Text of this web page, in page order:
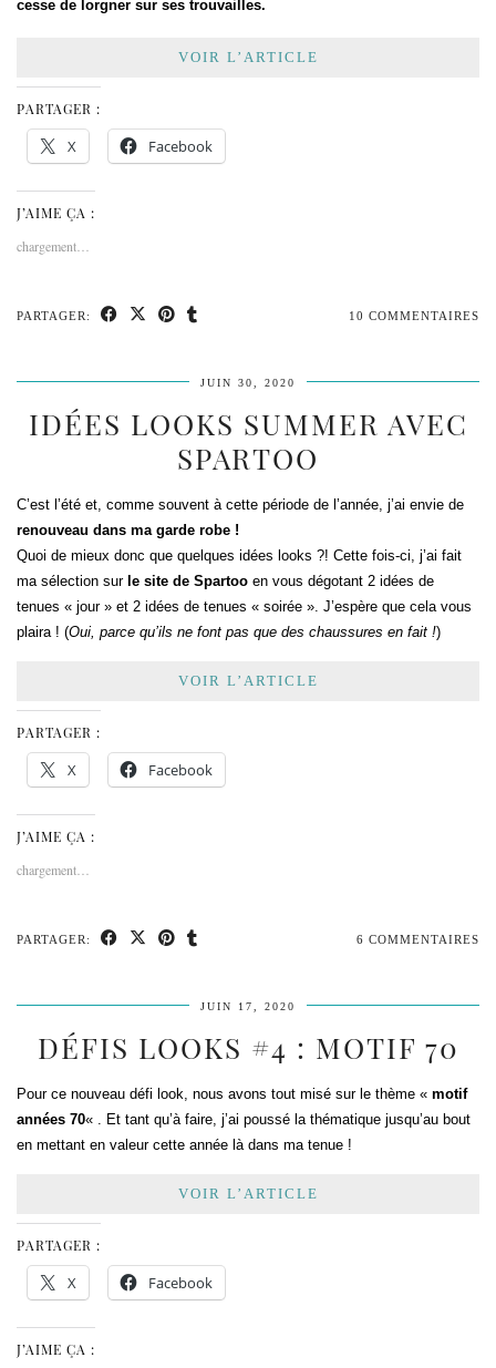
cesse de lorgner sur ses trouvailles.
VOIR L’ARTICLE
PARTAGER :
X Facebook
J’AIME ÇA :
chargement…
PARTAGER: 10 COMMENTAIRES
JUIN 30, 2020
IDÉES LOOKS SUMMER AVEC
SPARTOO
C’est l’été et, comme souvent à cette période de l’année, j’ai envie de
renouveau dans ma garde robe !
Quoi de mieux donc que quelques idées looks ?! Cette fois-ci, j’ai fait
ma sélection sur le site de Spartoo en vous dégotant 2 idées de
tenues « jour » et 2 idées de tenues « soirée ». J’espère que cela vous
plaira ! (Oui, parce qu’ils ne font pas que des chaussures en fait !)
VOIR L’ARTICLE
PARTAGER :
X Facebook
J’AIME ÇA :
chargement…
PARTAGER: 6 COMMENTAIRES
JUIN 17, 2020
DÉFIS LOOKS #4 : MOTIF 70
Pour ce nouveau défi look, nous avons tout misé sur le thème « motif
années 70« . Et tant qu’à faire, j’ai poussé la thématique jusqu’au bout
en mettant en valeur cette année là dans ma tenue !
VOIR L’ARTICLE
PARTAGER :
X Facebook
J’AIME ÇA :